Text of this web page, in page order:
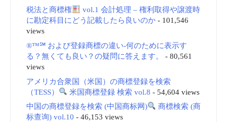
税法と商標権
vol.1 会計処理 – 権利取得や譲渡時
に勘定科目にどう記載したら良いのか- 101,546
views
®™℠ および登録商標の違い-何のために表示す
る？無くても良い？の疑問に答えます。
- 80,561
views
アメリカ合衆国（米国）の商標登録を検索
（TESS）
米国商標登録 検索 vol.8 - 54,604 views
中国の商標登録を検索 (中国商标网)
商標検索 (商
标查询) vol.10 - 46,153 views